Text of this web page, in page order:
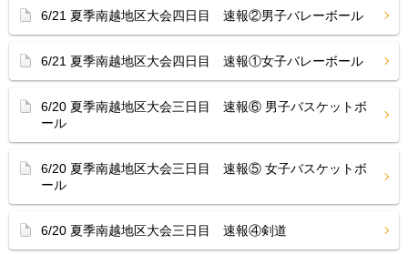
6/21 夏季南越地区大会四日目 速報②男子バレーボール
6/21 夏季南越地区大会四日目 速報①女子バレーボール
6/20 夏季南越地区大会三日目 速報⑥ 男子バスケットボ
ール
6/20 夏季南越地区大会三日目 速報⑤ 女子バスケットボ
ール
6/20 夏季南越地区大会三日目 速報④剣道